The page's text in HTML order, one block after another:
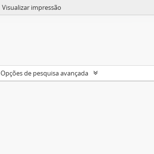
Visualizar impressão
Opções de pesquisa avançada